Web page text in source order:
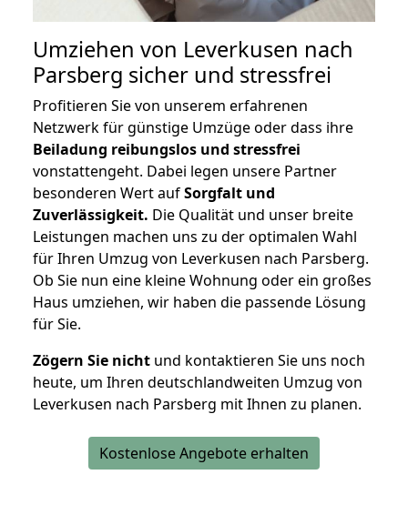
Umziehen von Leverkusen nach
Parsberg sicher und stressfrei
Profitieren Sie von unserem erfahrenen
Netzwerk für günstige Umzüge oder dass ihre
Beiladung reibungslos und stressfrei
vonstattengeht. Dabei legen unsere Partner
besonderen Wert aufSorgfalt und
Zuverlässigkeit. Die Qualität und unser breite
Leistungen machen uns zu der optimalen Wahl
für Ihren Umzug von Leverkusen nach Parsberg.
Ob Sie nun eine kleine Wohnung oder ein großes
Haus umziehen, wir haben die passende Lösung
für Sie.
Zögern Sie nicht und kontaktieren Sie uns noch
heute, um Ihren deutschlandweiten Umzug von
Leverkusen nach Parsberg mit Ihnen zu planen.
Kostenlose Angebote erhalten